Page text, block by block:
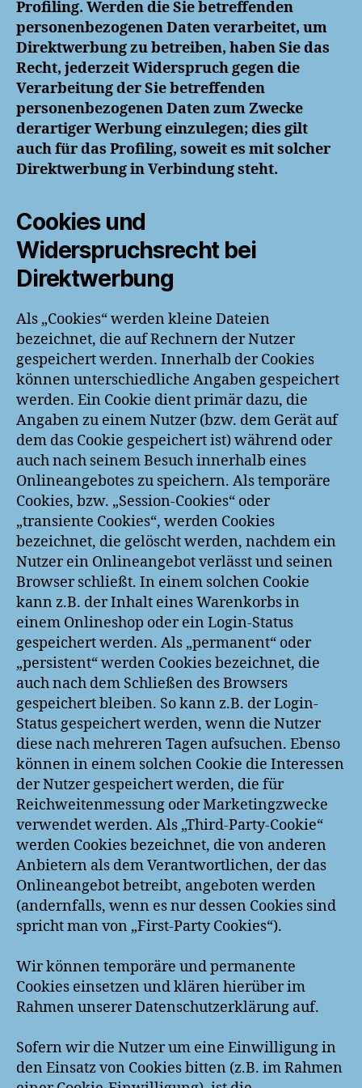
Profiling. Werden die Sie betreffenden
personenbezogenen Daten verarbeitet, um
Direktwerbung zu betreiben, haben Sie das
Recht, jederzeit Widerspruch gegen die
Verarbeitung der Sie betreffenden
personenbezogenen Daten zum Zwecke
derartiger Werbung einzulegen; dies gilt
auch für das Profiling, soweit es mit solcher
Direktwerbung in Verbindung steht.
Cookies und
Widerspruchsrecht bei
Direktwerbung
Als „Cookies“ werden kleine Dateien
bezeichnet, die auf Rechnern der Nutzer
gespeichert werden. Innerhalb der Cookies
können unterschiedliche Angaben gespeichert
werden. Ein Cookie dient primär dazu, die
Angaben zu einem Nutzer (bzw. dem Gerät auf
dem das Cookie gespeichert ist) während oder
auch nach seinem Besuch innerhalb eines
Onlineangebotes zu speichern. Als temporäre
Cookies, bzw. „Session-Cookies“ oder
„transiente Cookies“, werden Cookies
bezeichnet, die gelöscht werden, nachdem ein
Nutzer ein Onlineangebot verlässt und seinen
Browser schließt. In einem solchen Cookie
kann z.B. der Inhalt eines Warenkorbs in
einem Onlineshop oder ein Login-Status
gespeichert werden. Als „permanent“ oder
„persistent“ werden Cookies bezeichnet, die
auch nach dem Schließen des Browsers
gespeichert bleiben. So kann z.B. der Login-
Status gespeichert werden, wenn die Nutzer
diese nach mehreren Tagen aufsuchen. Ebenso
können in einem solchen Cookie die Interessen
der Nutzer gespeichert werden, die für
Reichweitenmessung oder Marketingzwecke
verwendet werden. Als „Third-Party-Cookie“
werden Cookies bezeichnet, die von anderen
Anbietern als dem Verantwortlichen, der das
Onlineangebot betreibt, angeboten werden
(andernfalls, wenn es nur dessen Cookies sind
spricht man von „First-Party Cookies“).
Wir können temporäre und permanente
Cookies einsetzen und klären hierüber im
Rahmen unserer Datenschutzerklärung auf.
Sofern wir die Nutzer um eine Einwilligung in
den Einsatz von Cookies bitten (z.B. im Rahmen